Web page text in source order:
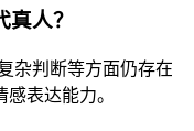
人？
杂判断等方面仍存在
表达能力。